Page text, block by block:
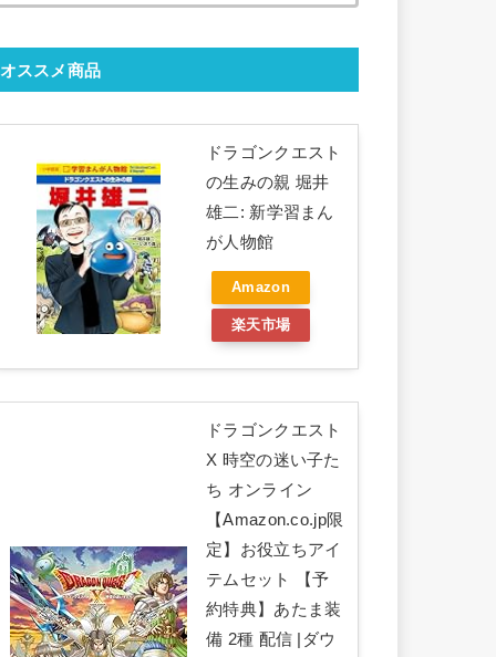
オススメ商品
ドラゴンクエスト
の生みの親 堀井
雄二: 新学習まん
が人物館
Amazon
楽天市場
ドラゴンクエスト
X 時空の迷い子た
ち オンライン
【Amazon.co.jp限
定】お役立ちアイ
テムセット 【予
約特典】あたま装
備 2種 配信 |ダウ